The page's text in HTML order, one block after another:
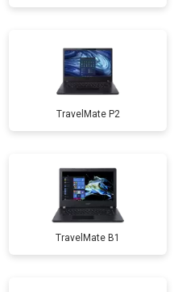
TravelMate P2
TravelMate B1